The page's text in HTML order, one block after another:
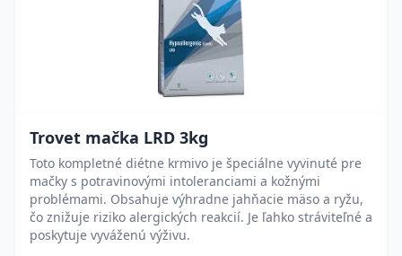
Trovet mačka LRD 3kg
Toto kompletné diétne krmivo je špeciálne vyvinuté pre
mačky s potravinovými intoleranciami a kožnými
problémami. Obsahuje výhradne jahňacie mäso a ryžu,
čo znižuje riziko alergických reakcií. Je ľahko stráviteľné a
poskytuje vyváženú výživu.